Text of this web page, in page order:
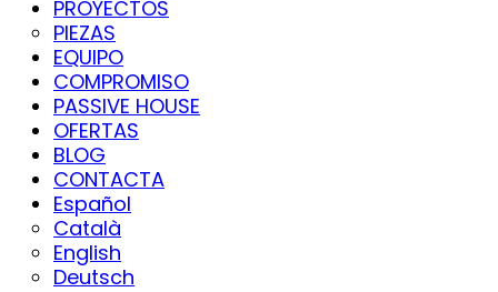
PROYECTOS
PIEZAS
EQUIPO
COMPROMISO
PASSIVE HOUSE
OFERTAS
BLOG
CONTACTA
Español
Català
English
Deutsch